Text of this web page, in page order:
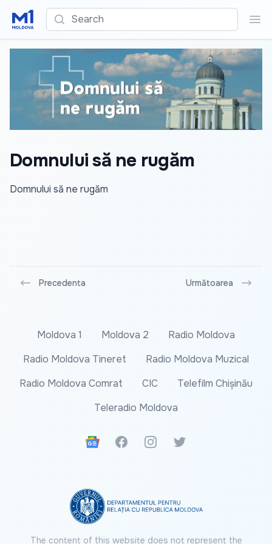
Search
Domnului să ne rugăm
Domnului să ne rugăm
Precedenta Următoarea
Moldova 1 Moldova 2
Radio Moldova
Radio Moldova Tineret
Radio Moldova Muzical
Radio Moldova Comrat
CIC
Telefilm Chișinău
Teleradio Moldova
Google News
FacebookInstagramTwitter
The content of this website does not represent the